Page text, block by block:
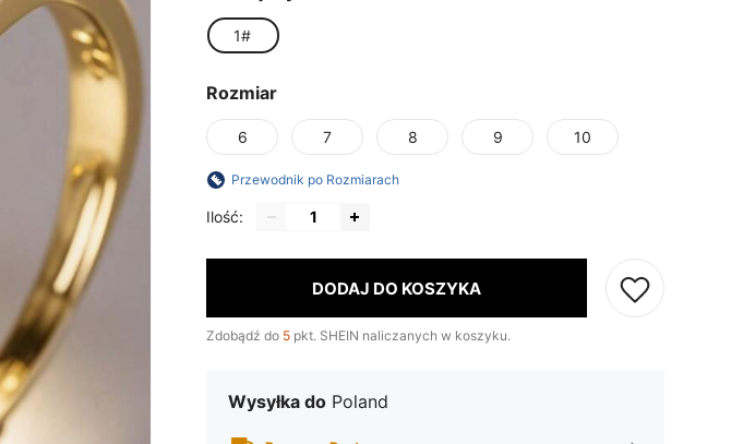
1#
Rozmiar
6 7 8 9 10
Przewodnik po Rozmiarach
Ilość:
DODAJ DO KOSZYKA
Zdobądź do 5 pkt. SHEIN naliczanych w koszyku.
Wysyłka do Poland